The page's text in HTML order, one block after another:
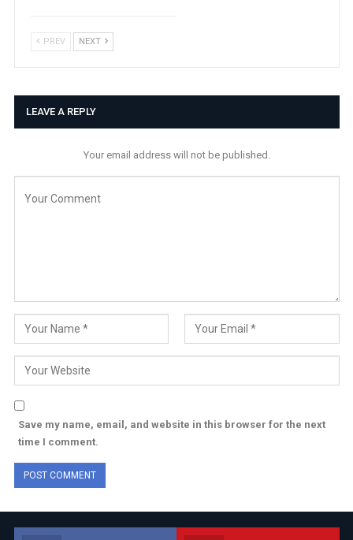
PREV NEXT
LEAVE A REPLY
Your email address will not be published.
Save my name, email, and website in this browser for the next
time I comment.